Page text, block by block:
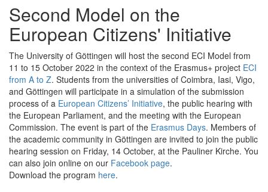
Second Model on the
European Citizens' Initiative
The University of Göttingen will host the second ECI Model from
11 to 15 October 2022 in the context of the Erasmus+ project ECI
from A to Z. Students from the universities of Coimbra, Iasi, Vigo,
and Göttingen will participate in a simulation of the submission
process of a European Citizens’ Initiative, the public hearing with
the European Parliament, and the meeting with the European
Commission. The event is part of the Erasmus Days. Members of
the academic community in Göttingen are invited to join the public
hearing session on Friday, 14 October, at the Pauliner Kirche. You
can also join online on our Facebook page.
Download the program here.